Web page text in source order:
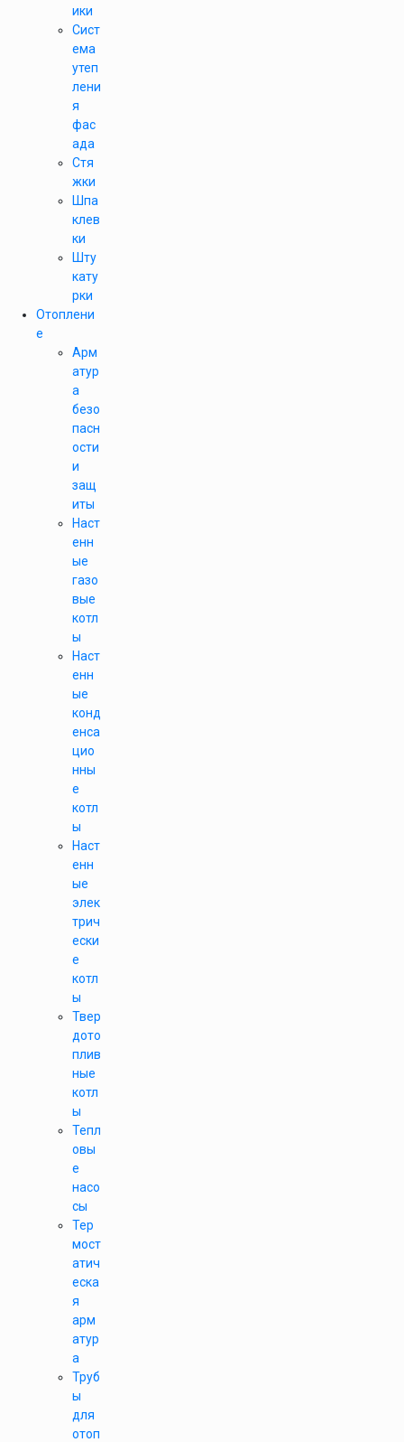
ики
Сист
ема
утеп
лени
я
фас
ада
Стя
жки
Шпа
клев
ки
Шту
кату
рки
Отоплени
е
Арм
атур
а
безо
пасн
ости
и
защ
иты
Наст
енн
ые
газо
вые
котл
ы
Наст
енн
ые
конд
енса
цио
нны
е
котл
ы
Наст
енн
ые
элек
трич
ески
е
котл
ы
Твер
дото
плив
ные
котл
ы
Тепл
овы
е
насо
сы
Тер
мост
атич
еска
я
арм
атур
а
Труб
ы
для
отоп